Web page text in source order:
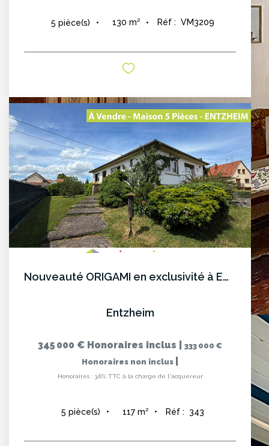
5 pièce(s) 130 m² Réf : VM3209
Nouveauté ORIGAMI en exclusivité à ENTZHEIM
Entzheim
345 000 € Honoraires inclus
333 000 €
Honoraires non inclus
Honoraires : 3,6% TTC à la charge de l'acquéreur
5 pièce(s) 117 m² Réf : 343